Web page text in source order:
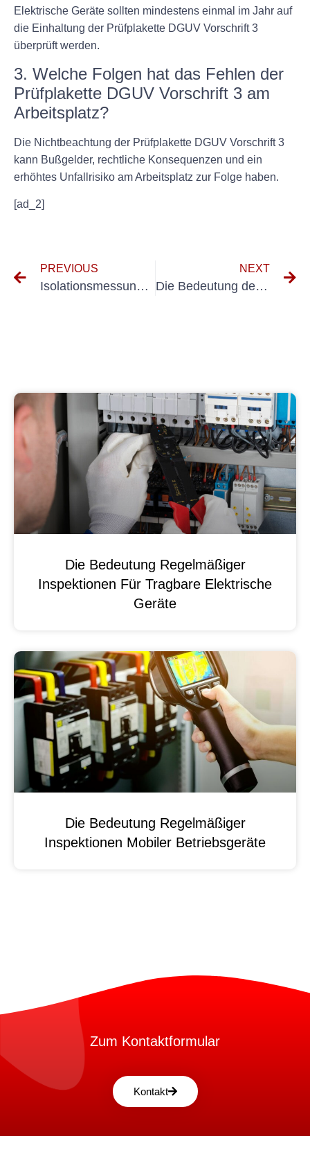
Elektrische Geräte sollten mindestens einmal im Jahr auf
die Einhaltung der Prüfplakette DGUV Vorschrift 3
überprüft werden.
3. Welche Folgen hat das Fehlen der
Prüfplakette DGUV Vorschrift 3 am
Arbeitsplatz?
Die Nichtbeachtung der Prüfplakette DGUV Vorschrift 3
kann Bußgelder, rechtliche Konsequenzen und ein
erhöhtes Unfallrisiko am Arbeitsplatz zur Folge haben.
[ad_2]
PREVIOUS
Isolationsmessung in ortsveränderlichen Geräten verstehen
NEXT
Die Bedeutung der offiziellen elektrischen Prüfung für die Sicherheit Ihres Hauses
Die Bedeutung Regelmäßiger
Inspektionen Für Tragbare Elektrische
Geräte
Die Bedeutung Regelmäßiger
Inspektionen Mobiler Betriebsgeräte
Zum Kontaktformular
Kontakt